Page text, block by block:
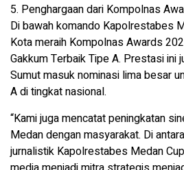
5. Penghargaan dari Kompolnas
Di bawah komando Kapolrestabes
Kota meraih Kompolnas Awards
Gakkum Terbaik Tipe A. Prestasi ini
Sumut masuk nominasi lima besar
A di tingkat nasional.
“Kami juga mencatat peningkatan
Medan dengan masyarakat. Di
jurnalistik Kapolrestabes Medan